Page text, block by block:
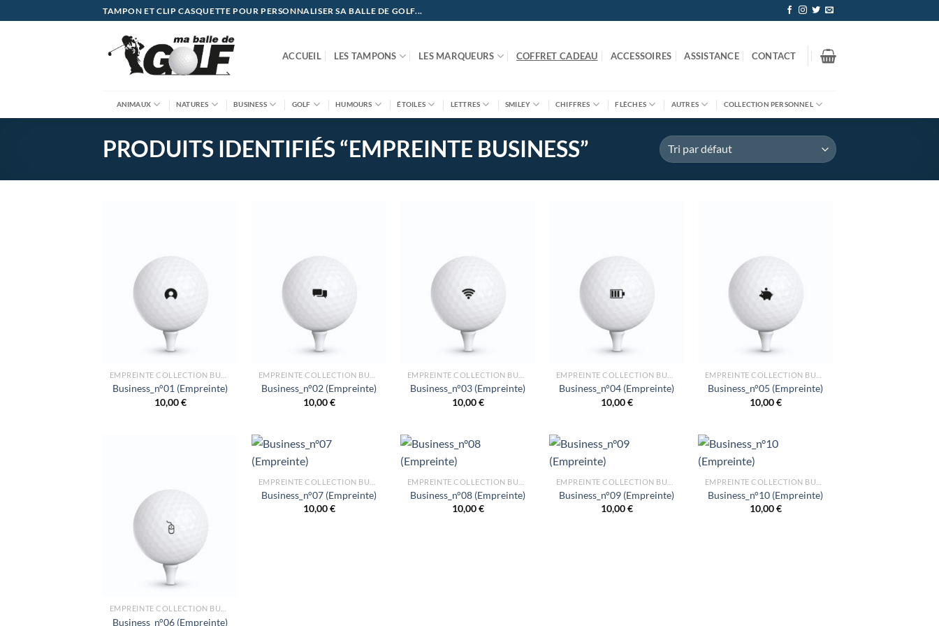
au
TAMPON ET CLIP CASQUETTE POUR PERSONNALISER SA BALLE DE GOLF...
ACCUEIL LES TAMPONS LES MARQUEURS COFFRET CADEAU ACCESSOIRES ASSISTANCE CONTACT
ANIMAUX NATURES BUSINESS GOLF HUMOURS ÉTOILES LETTRES SMILEY CHIFFRES FLÈCHES AUTRES COLLECTION PERSONNEL
PRODUITS IDENTIFIÉS “EMPREINTE BUSINESS”
Business_n°01 (Empreinte)
10,00€
Business_n°02 (Empreinte)
10,00€
Business_n°03 (Empreinte)
10,00€
Business_n°04 (Empreinte)
10,00€
Business_n°05 (Empreinte)
10,00€
Business_n°06 (Empreinte)
Business_n°07 (Empreinte)
10,00€
Business_n°08 (Empreinte)
10,00€
Business_n°09 (Empreinte)
10,00€
Business_n°10 (Empreinte)
10,00€